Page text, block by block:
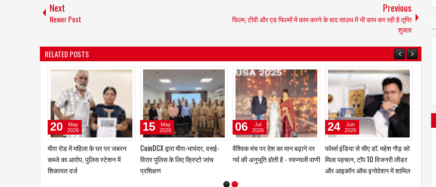
Next
Newer Post
Previous
फिल्म, टीवी और एड फिल्मों में काम करने के बाद साउथ में भी काम कर रही है तृप्ति
शुक्ला
RELATED POSTS
मीरा रोड में महिला के घर पर जबरन
कब्जे का आरोप, पुलिस स्टेशन में
शिकायत दर्ज
20
May
2026
CoinDCX द्वारा मीरा-भायंदर, वसई-
विरार पुलिस के लिए क्रिप्टो जांच
प्रशिक्षण
15
May
2026
वैश्विक मंच पर देश का मान बढ़ाने पर
गर्व की अनुभूति होती है - स्वप्नाली वाणी
06
Jul
2026
फोर्ब्स इंडिया से सीए डॉ. महेश गौड़ को
मिला पहचान, टॉप 10 विजनरी लीडर
और आइकॉन ऑफ इनोवेशन में शामिल
24
Jun
2026
23